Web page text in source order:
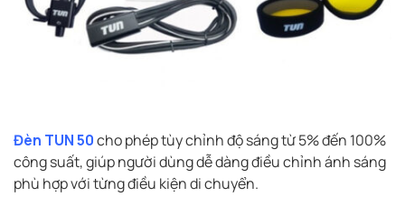
Đèn TUN 50cho phép tùy chỉnh độ sáng từ 5% đến 100%
công suất, giúp người dùng dễ dàng điều chỉnh ánh sáng
phù hợp với từng điều kiện di chuyển.